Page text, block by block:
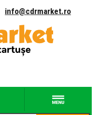
info@cdrmarket.ro